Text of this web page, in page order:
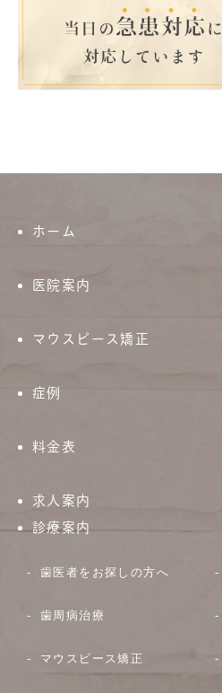
ホーム
医院案内
マウスピース矯正
症例
料金表
求人案内
診療案内
歯医者をお探しの方へ
歯周病治療
マウスピース矯正